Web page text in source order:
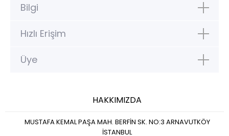
Bilgi
Hızlı Erişim
Üye
HAKKIMIZDA
MUSTAFA KEMAL PAŞA MAH. BERFİN SK. NO:3 ARNAVUTKÖY
İSTANBUL